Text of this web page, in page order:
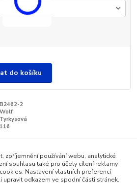
do košíku
B2462-2
Wolf
Tyrkysová
116
zpříjemnění používání webu, analytické
souhlasu také pro účely cílení reklamy
Nastavení vlastních preferencí
upravit odkazem ve spodní části stránek.